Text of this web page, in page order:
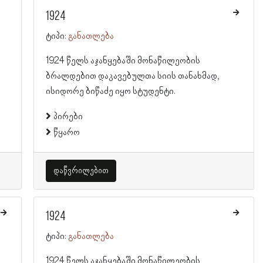
1924
ტიპი: განათლება
1924 წელს აჯანყებაში მონაწილეობის
ბრალდებით დაკავებულთა სიის თანახმად,
ისიდორე ბიწაძე იყო სტუდენტი.
პირები
წყარო
დაწვრილებით
1924
ტიპი: განათლება